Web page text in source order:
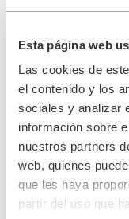
Esta página web
Las cookies de
el contenido y los
sociales y analizar
información sobre
nuestros partners
web, quienes
que les haya
partir del uso que
aquaBoll® BWT
Los modernos
BOLLFILTER
Filtración de agua,